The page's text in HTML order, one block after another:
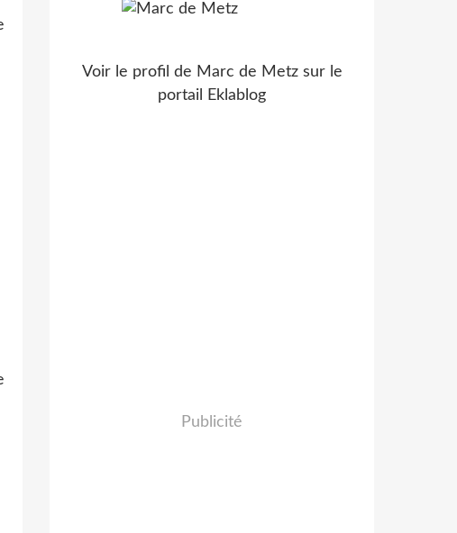
Voir le profil de Marc de Metzsur le
portail Eklablog
Publicité